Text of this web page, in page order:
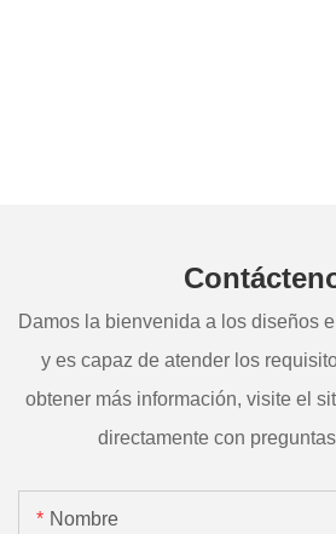
Damos la bienvenida a los diseños
y es capaz de atender los
obtener más información, visite el
directamente con
Nombre